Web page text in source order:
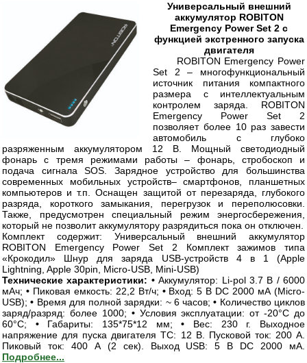
Универсальный внешний
аккумулятор ROBITON
Emergency Power Set 2 с
функцией экстренного запуска
двигателя
ROBITON Emergency Power
Set 2 – многофункциональный
источник питания компактного
размера с интеллектуальным
контролем заряда. ROBITON
Emergency Power Set 2
позволяет более 10 раз завести
автомобиль с глубоко
разряженным аккумулятором 12 В. Мощный светодиодный
фонарь с тремя режимами работы – фонарь, стробоскоп и
подача сигнала SOS. Зарядное устройство для большинства
современных мобильных устройств– смартфонов, планшетных
компьютеров и т.п. Оснащен защитой от перезаряда, глубокого
разряда, короткого замыкания, перегрузок и переполюсовки.
Также, предусмотрен специальный режим энергосбережения,
который не позволит аккумулятору разрядиться пока он отключен.
Комплект содержит: Универсальный внешний аккумулятор
ROBITON Emergency Power Set 2 Комплект зажимов типа
«Крокодил» Шнур для заряда USB-устройств 4 в 1 (Apple
Lightning, Apple 30pin, Micro-USB, Mini-USB)
Технические характеристики: •Аккумулятор: Li-pol 3.7 В / 6000
мАч; •Пиковая емкость: 22,2 Вт/ч; •Вход: 5 В DC 2000 мА (Micro-
USB);• Время для полной зарядки: ~ 6 часов;• Количество циклов
заряд/разряд: более 1000; •Условия эксплуатации: от -20°С до
60°С; •Габариты: 135*75*12 мм;• Вес: 230 г. Выходное
напряжение для пуска двигателя ТС: 12 В. Пусковой ток: 200 А.
Пиковый ток: 400 А (2 сек). Выход USB: 5 В DC 2000 мА.
Подробнее...